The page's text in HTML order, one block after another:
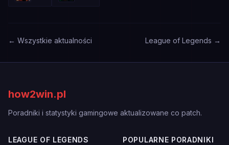
← Wszystkie aktualności League of Legends →
how2win.pl
Poradniki i statystyki gamingowe aktualizowane co patch.
LEAGUE OF LEGENDS POPULARNE PORADNIKI